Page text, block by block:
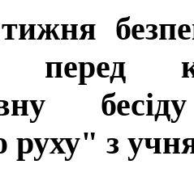
перед
руху" з